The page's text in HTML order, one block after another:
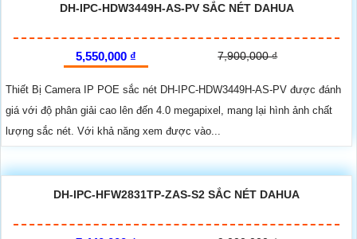
DH-IPC-HDW3449H-AS-PV SẮC NÉT DAHUA
5,550,000 ₫ 7,900,000 ₫
Thiết Bị Camera IP POE sắc nét DH-IPC-HDW3449H-AS-PV được đánh
giá với độ phân giải cao lên đến 4.0 megapixel, mang lại hình ảnh chất
lượng sắc nét. Với khả năng xem được vào...
DH-IPC-HFW2831TP-ZAS-S2 SẮC NÉT DAHUA